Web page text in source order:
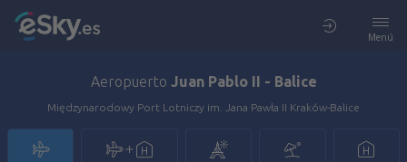
Menú
Aeropuerto Juan Pablo II - Balice
Międzynarodowy Port Lotniczy im. Jana Pawła II Kraków-Balice